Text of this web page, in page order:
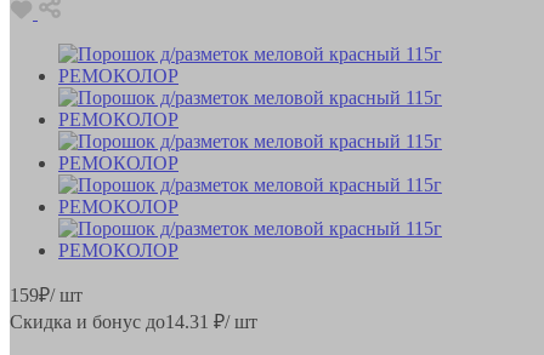
159₽/ шт
Скидка и бонус до14.31 ₽/ шт